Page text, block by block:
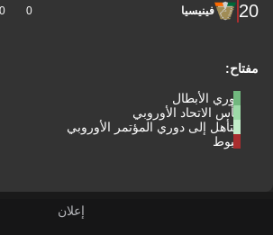
مفتاح:
دوري الأبطال
كأس الاتحاد الأوروبي
التأهل إلى دوري المؤتمر الأوروبي
هبوط
20 فينيسيا 0
0